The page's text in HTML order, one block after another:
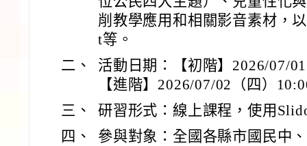
削教學應用和相關影音素材，
t等。
二、
活動日期：【初階】2026/07/
【進階】2026/07/02（四）
三、
研習形式：線上課程，使用
四、
參與對象：全國各縣市國民中